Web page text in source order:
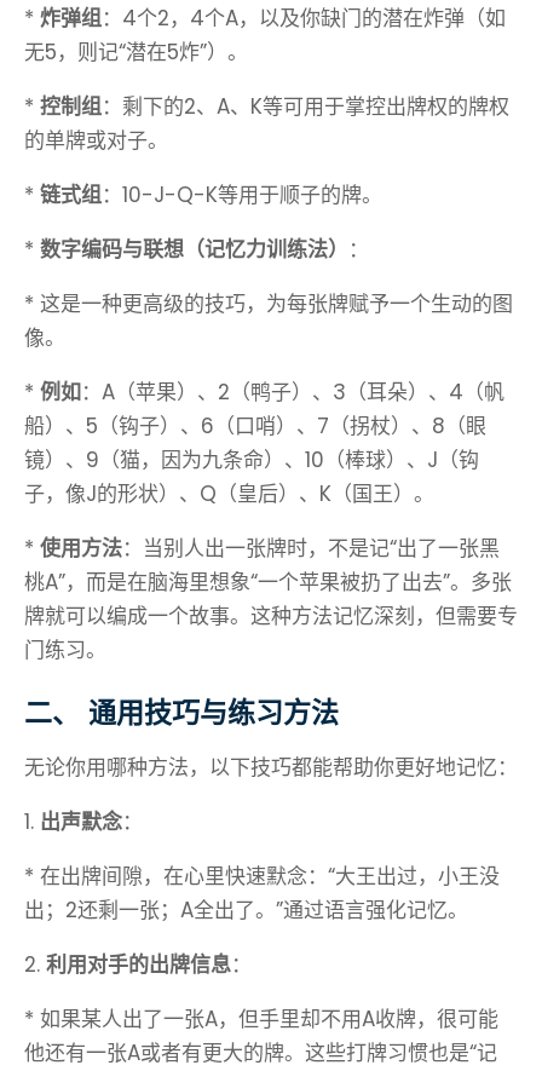
* 炸弹组：4个2，4个A，以及你缺门的潜在炸弹（如
无5，则记“潜在5炸”）。
* 控制组：剩下的2、A、K等可用于掌控出牌权的牌权
的单牌或对子。
* 链式组：10-J-Q-K等用于顺子的牌。
* 数字编码与联想（记忆力训练法） ：
* 这是一种更高级的技巧，为每张牌赋予一个生动的图
像。
* 例如：A（苹果）、2（鸭子）、3（耳朵）、4（帆
船）、5（钩子）、6（口哨）、7（拐杖）、8（眼
镜）、9（猫，因为九条命）、10（棒球）、J（钩
子，像J的形状）、Q（皇后）、K（国王）。
* 使用方法：当别人出一张牌时，不是记“出了一张黑
桃A”，而是在脑海里想象“一个苹果被扔了出去”。多张
牌就可以编成一个故事。这种方法记忆深刻，但需要专
门练习。
二、 通用技巧与练习方法
无论你用哪种方法，以下技巧都能帮助你更好地记忆：
1. 出声默念：
* 在出牌间隙，在心里快速默念：“大王出过，小王没
出；2还剩一张；A全出了。”通过语言强化记忆。
2. 利用对手的出牌信息：
* 如果某人出了一张A，但手里却不用A收牌，很可能
他还有一张A或者有更大的牌。这些打牌习惯也是“记